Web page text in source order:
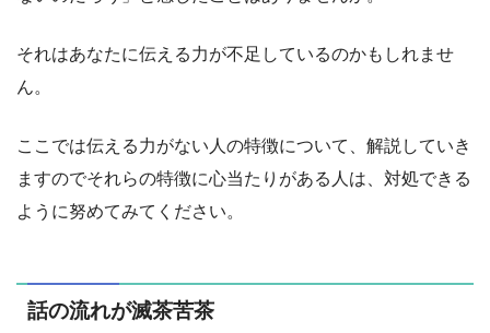
それはあなたに伝える力が不足しているのかもしれませ
ん。
ここでは伝える力がない人の特徴について、解説していき
ますのでそれらの特徴に心当たりがある人は、対処できる
ように努めてみてください。
話の流れが滅茶苦茶